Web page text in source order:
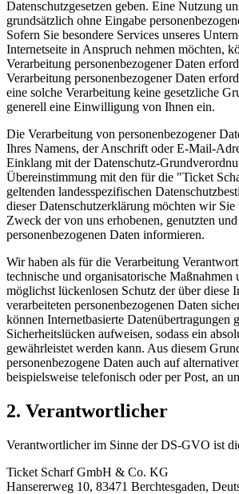
Datenschutzgesetzen geben. Eine Nutzung
grundsätzlich ohne Eingabe
Sofern Sie besondere Services unseres
Internetseite in Anspruch nehmen möchten,
Verarbeitung personenbezogener Daten
Verarbeitung personenbezogener Daten
eine solche Verarbeitung keine gesetzliche
generell eine Einwilligung von Ihnen ein.
Die Verarbeitung von personenbezogener
Ihres Namens, der Anschrift oder E-Mail-
Einklang mit der Datenschutz-
Übereinstimmung mit den für die "Ticket
geltenden landesspezifischen
dieser Datenschutzerklärung möchten wir
Zweck der von uns erhobenen, genutzten
personenbezogenen Daten informieren.
Wir haben als für die Verarbeitung
technische und organisatorische Maßnahmen
möglichst lückenlosen Schutz der über diese
verarbeiteten personenbezogenen Daten
können Internetbasierte Datenübertragungen
Sicherheitslücken aufweisen, sodass ein
gewährleistet werden kann. Aus diesem
personenbezogene Daten auch auf
beispielsweise telefonisch oder per Post, an
2. Verantwortlicher
Verantwortlicher im Sinne der DS-GVO ist
Ticket Scharf GmbH & Co. KG
Hansererweg 10, 83471 Berchtesgaden,